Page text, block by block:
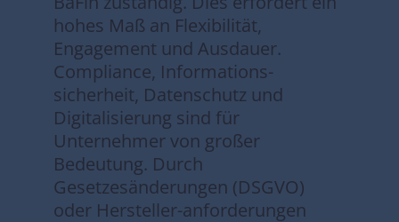
hohes Maß an Flexibilität,
Engagement und Ausdauer.
Compliance, Informations-
sicherheit, Datenschutz und
Digitalisierung sind für
Unternehmer von großer
Bedeutung. Durch
Gesetzesänderungen (DSGVO)
oder Hersteller-anforderungen